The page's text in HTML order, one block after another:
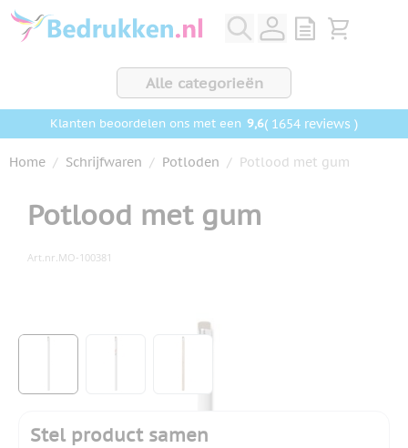
Ga naar de inhoud
View quote,
Bekijk
Alle categorieën
Klanten beoordelen ons met een 9,6( 1654 reviews )
Home / Schrijfwaren / Potloden / Potlood met gum
Potlood met gum
Art.nr. MO-100381
Klik om afbeelding op volledig scherm te bekijken
Stel product samen